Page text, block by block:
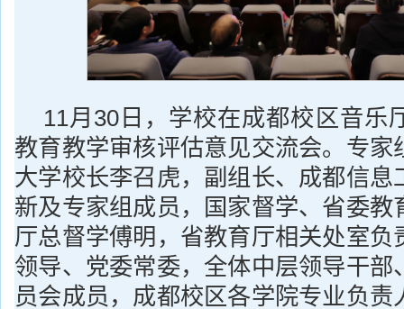
11月30日，学校在成都校区音乐
教育教学审核评估意见交流会。专家
大学校长李召虎，副组长、成都信息
新及专家组成员，国家督学、省委教
厅总督学傅明，省教育厅相关处室负
领导、党委常委，全体中层领导干部
员会成员，成都校区各学院专业负责